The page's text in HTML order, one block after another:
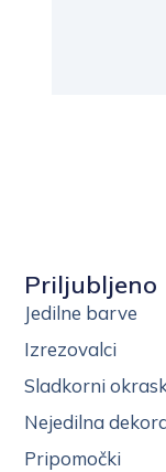
Priljubljeno
Jedilne barve
Izrezovalci
Sladkorni
Nejedilna
Pripomočki